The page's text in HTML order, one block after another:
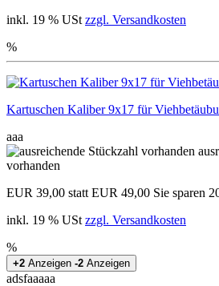
inkl. 19 % USt zzgl. Versandkosten
%
Kartuschen Kaliber 9x17 für
aaa
vorhanden
EUR 39,00 statt EUR 49,00 Sie sparen
inkl. 19 % USt zzgl. Versandkosten
%
+2 Anzeigen -2 Anzeigen
adsfaaaaa